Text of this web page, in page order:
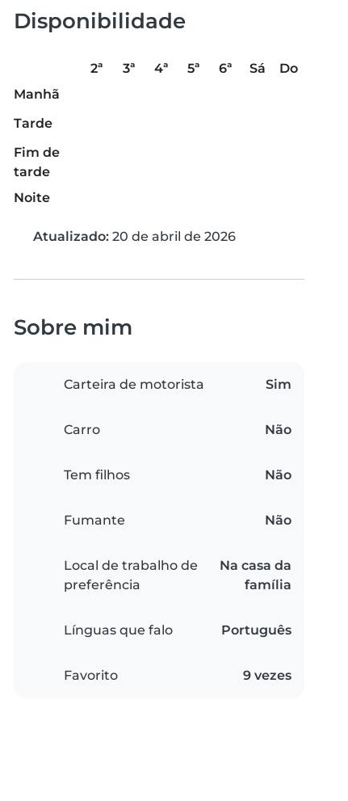
Disponibilidade
2ª 3ª 4ª 5ª 6ª Sá
Do
Manhã
Tarde
Fim de
tarde
Noite
Atualizado: 20 de abril de 2026
Sobre mim
Carteira de motorista Sim
Carro Não
Tem filhos Não
Fumante Não
Local de trabalho de
preferência
Na casa da
família
Línguas que falo Português
Favorito 9 vezes